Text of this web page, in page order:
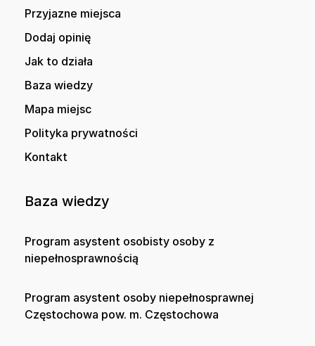
Przyjazne miejsca
Dodaj opinię
Jak to działa
Baza wiedzy
Mapa miejsc
Polityka prywatności
Kontakt
Baza wiedzy
Program asystent osobisty osoby z
niepełnosprawnością
Program asystent osoby niepełnosprawnej
Częstochowa pow. m. Częstochowa